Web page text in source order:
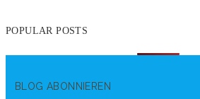
POPULAR POSTS
BLOG ABONNIEREN